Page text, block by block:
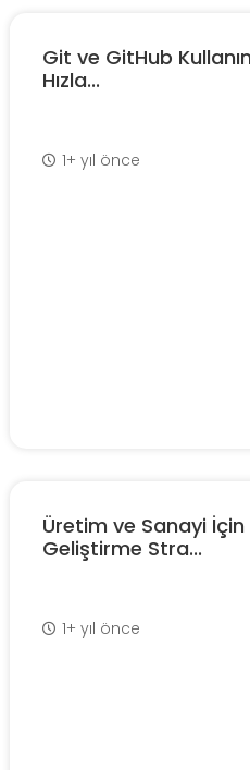
Git ve GitHub
Hızla...
1+ yıl önce
Üretim ve Sanayi İçin
Geliştirme Stra...
1+ yıl önce